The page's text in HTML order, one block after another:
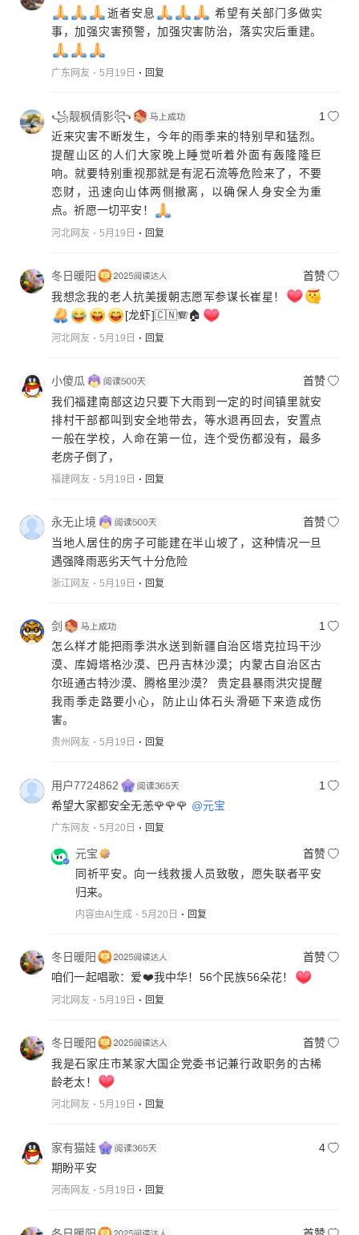
逝者安息
希望有关部门多做实
事，加强灾害预警，加强灾害防治，落实灾后重建。
广东网友 5月19日 回复
꧁靓枫倩影꧂
1
近来灾害不断发生，今年的雨季来的特别早和猛烈。
提醒山区的人们大家晚上睡觉听着外面有轰隆隆巨
响。就要特别重视那就是有泥石流等危险来了，不要
恋财，迅速向山体两侧撤离，以确保人身安全为重
点。祈愿一切平安！
河北网友 5月19日 回复
冬日暖阳
首赞
我想念我的老人抗美援朝志愿军参谋长崔星！
[龙虾]🇨🇳🪗🏠
河北网友 5月19日 回复
小傻瓜
首赞
我们福建南部这边只要下大雨到一定的时间镇里就安
排村干部都叫到安全地带去，等水退再回去，安置点
一般在学校，人命在第一位，连个受伤都没有，最多
老房子倒了，
福建网友 5月19日 回复
永无止境
首赞
当地人居住的房子可能建在半山坡了，这种情况一旦
遇强降雨恶劣天气十分危险
浙江网友 5月19日 回复
剑
1
怎么样才能把雨季洪水送到新疆自治区塔克拉玛干沙
漠、库姆塔格沙漠、巴丹吉林沙漠；内蒙古自治区古
尔班通古特沙漠、腾格里沙漠？ 贵定县暴雨洪灾提醒
我雨季走路要小心，防止山体石头滑砸下来造成伤
害。
贵州网友 5月19日 回复
用户7724862
1
希望大家都安全无恙🌹🌹🌹 @元宝
广东网友 5月20日 回复
元宝
首赞
同祈平安。向一线救援人员致敬，愿失联者平安
归来。
内容由AI生成 5月20日 回复
冬日暖阳
首赞
咱们一起唱歌：爱❤️我中华！56个民族56朵花！
河北网友 5月19日 回复
冬日暖阳
首赞
我是石家庄市某家大国企党委书记兼行政职务的古稀
龄老太！
河北网友 5月19日 回复
家有猫娃
4
期盼平安
河南网友 5月19日 回复